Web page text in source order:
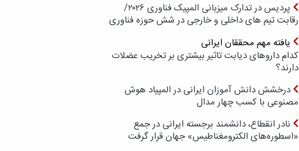
پردیس در تدارک میزبانی المپیک فناوری ۲۰۲۶/
رقابت تیم های داخلی و خارجی در شش حوزه فناوری
یافته مهم محققان ایرانی
کدام داروهای دیابت تاثیر بیشتری بر تخریب عضلات
دارند؟
درخشش دانش آموزان ایرانی در المپیاد هوش
مصنوعی با کسب چهار مدال
نادر انقطاع، دانشمند برجسته ایرانی در جمع
«اسطوره‌های الکترومغناطیس» جهان قرار گرفت